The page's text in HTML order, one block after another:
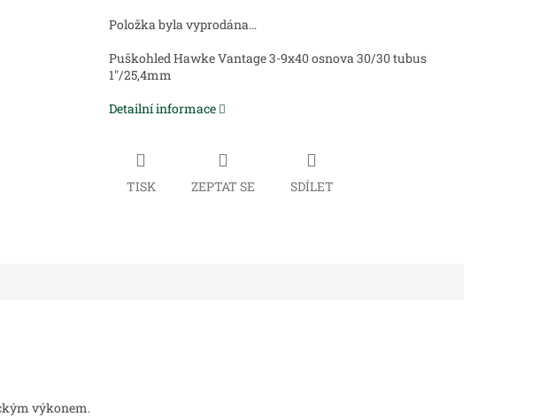
Položka byla vyprodána…
Puškohled Hawke Vantage 3-9x40 osnova 30/30 tubus
1"/25,4mm
Detailní informace
TISK ZEPTAT SE SDÍLET
výkonem.